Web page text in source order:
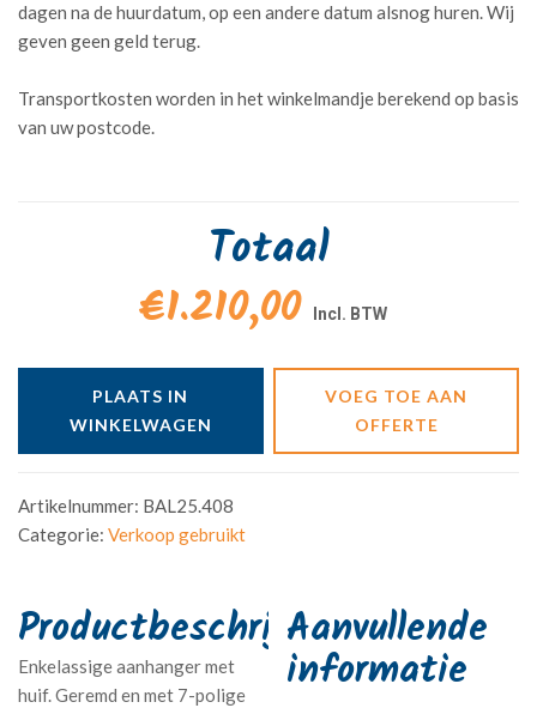
dagen na de huurdatum, op een andere datum alsnog huren. Wij
geven geen geld terug.
Transportkosten worden in het winkelmandje berekend op basis
van uw postcode.
Totaal
€1.210,00
PLAATS IN
WINKELWAGEN
VOEG TOE AAN
OFFERTE
Artikelnummer: BAL25.408
Categorie: Verkoop gebruikt
Enkelassige aanhanger met
huif. Geremd en met 7-polige
Aanvullende
informatie